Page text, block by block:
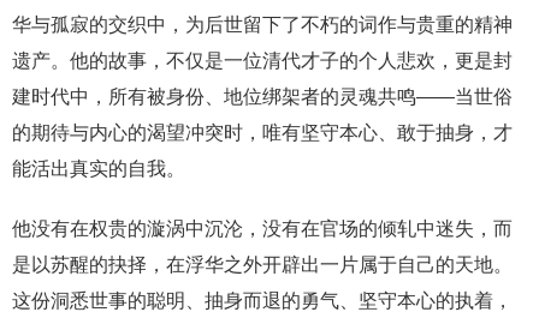
华与孤寂的交织中，为后世留下了不朽的词作与贵重的精神
遗产。他的故事，不仅是一位清代才子的个人悲欢，更是封
建时代中，所有被身份、地位绑架者的灵魂共鸣——当世俗
的期待与内心的渴望冲突时，唯有坚守本心、敢于抽身，才
能活出真实的自我。
他没有在权贵的漩涡中沉沦，没有在官场的倾轧中迷失，而
是以苏醒的抉择，在浮华之外开辟出一片属于自己的天地。
这份洞悉世事的聪明、抽身而退的勇气、坚守本心的执着，